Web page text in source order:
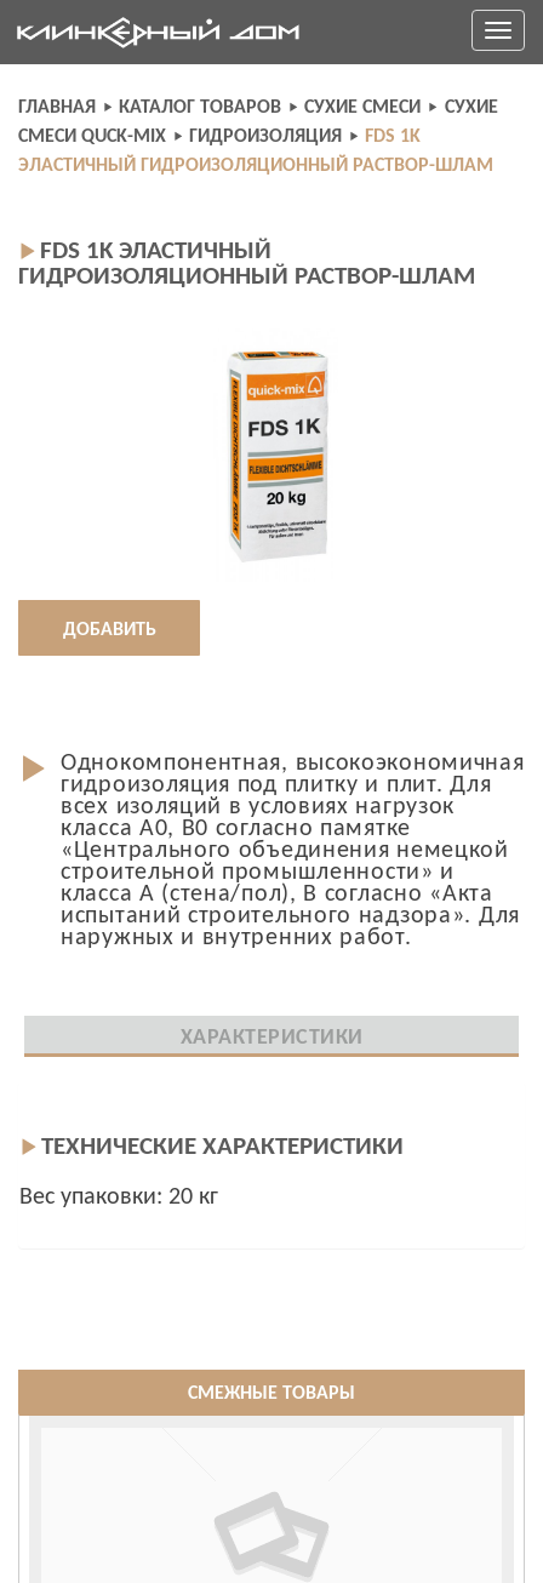
to
content
Toggle
ГЛАВНАЯ КАТАЛОГ ТОВАРОВ СУХИЕ СМЕСИ
СУХИЕ
СМЕСИ QUCK-MIX
ГИДРОИЗОЛЯЦИЯ
FDS 1K
ЭЛАСТИЧНЫЙ ГИДРОИЗОЛЯЦИОННЫЙ РАСТВОР-ШЛАМ
FDS 1K ЭЛАСТИЧНЫЙ
ГИДРОИЗОЛЯЦИОННЫЙ РАСТВОР-ШЛАМ
ДОБАВИТЬ
Однокомпонентная, высокоэкономичная
гидроизоляция под плитку и плит. Для
всех изоляций в условиях нагрузок
класса А0, B0 согласно памятке
«Центрального объединения немецкой
строительной промышленности» и
класса А (стена/пол), B согласно «Акта
испытаний строительного надзора». Для
наружных и внутренних работ.
ХАРАКТЕРИСТИКИ
ТЕХНИЧЕСКИЕ ХАРАКТЕРИСТИКИ
Вес упаковки: 20 кг
СМЕЖНЫЕ ТОВАРЫ